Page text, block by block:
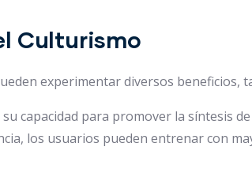
Culturismo
experimentar diversos beneficios,
capacidad para promover la síntesis
los usuarios pueden entrenar con